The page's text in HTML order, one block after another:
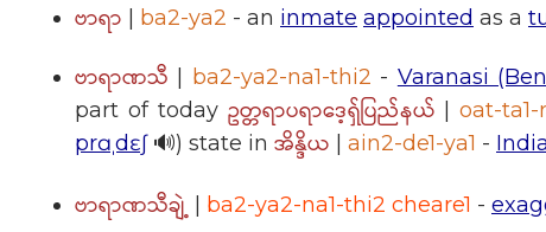
ဗာရာ | ba2-ya2 - an inmate appointed as a
ဗာရာဏသီ | ba2-ya2-na1-thi2 - Varanasi
part of today ဥတ္တရာပရာဒေ့ရှ်ပြည်နယ် |oat-
prɑˌdɛʃ🔊) state in အိန္ဒိယ | ain2-de1-ya1 - India
ဗာရာဏသီချဲ့ | ba2-ya2-na1-thi2 cheare1 -